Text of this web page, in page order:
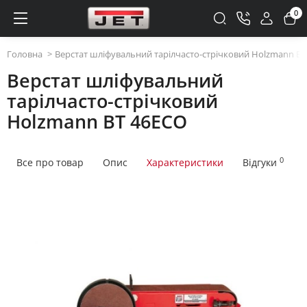
0
Головна Верстат шліфувальний тарілчасто-стрічковий Holzmann
Верстат шліфувальний
тарілчасто-стрічковий
Holzmann BT 46ECO
Все про товар Опис Характеристики Відгуки 0